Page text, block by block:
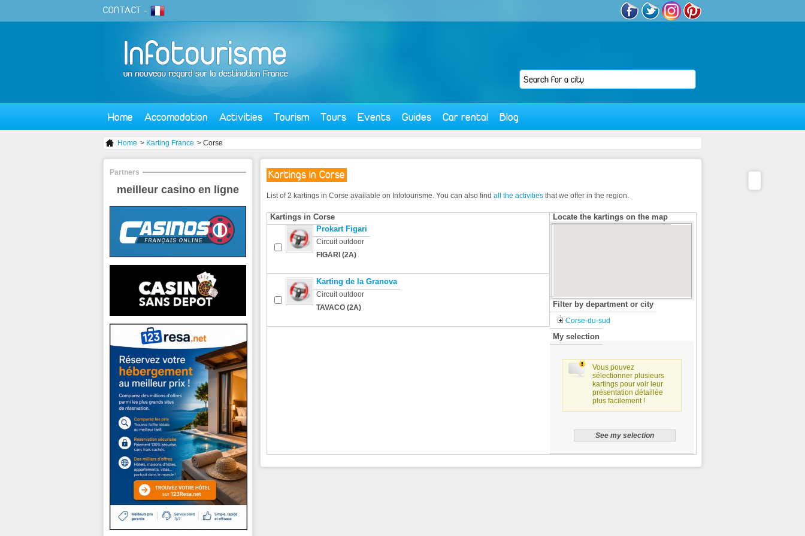
CONTACT -
Home Accomodation Activities Tourism Tours Events Guides Car rental Blog
Home > Karting France > Corse
Kartings in Corse
List of 2 kartings in Corse available on Infotourisme. You can also find all the activities that we offer in the region.
Kartings in Corse
Prokart Figari
Circuit outdoor
FIGARI (2A)
Karting de la Granova
Circuit outdoor
TAVACO (2A)
Locate the kartings on the map
Filter by department or city
Corse-du-sud
My selection
Vous pouvez
sélectionner plusieurs
kartings pour voir leur
présentation détaillée
plus facilement !
Partners
meilleur casino en ligne